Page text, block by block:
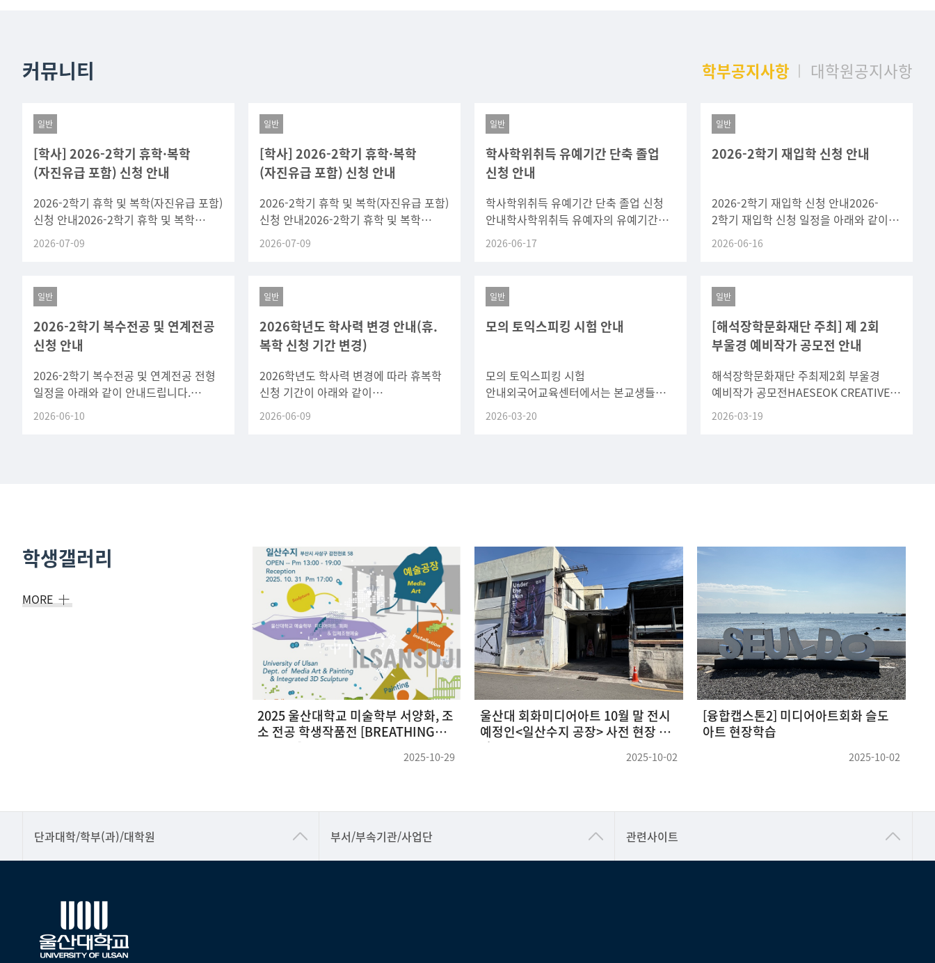
커뮤니티 학부공지사항 대학원공지사항
일반
[학사] 2026-2학기 휴학·복학
(자진유급 포함) 신청 안내
2026-2학기 휴학 및 복학(자진유급 포함)
신청 안내2026-2학기 휴학 및 복학
(자진유급 포함) 신청 일정을 아래와 같이
안내하오니, 희망하는 학생은 기간 내
2026-07-09
일반
[학사] 2026-2학기 휴학·복학
(자진유급 포함) 신청 안내
2026-2학기 휴학 및 복학(자진유급 포함)
신청 안내2026-2학기 휴학 및 복학
(자진유급 포함) 신청 일정을 아래와 같이
안내하오니, 희망하는 학생은 기간 내
2026-07-09
일반
학사학위취득 유예기간 단축 졸업
신청 안내
학사학위취득 유예기간 단축 졸업 신청
안내학사학위취득 유예자의 유예기간
단축 졸업 신청 절차를 아래와 같이
안내하오니 해당 학생들은 기간 내
2026-06-17
일반
2026-2학기 재입학 신청 안내
2026-2학기 재입학 신청 안내2026-
2학기 재입학 신청 일정을 아래와 같이
안내하오니, 재입학을 희망하는 학생은
기간 내 신청하시기 바랍니다.구분
2026-06-16
일반
2026-2학기 복수전공 및 연계전공
신청 안내
2026-2학기 복수전공 및 연계전공 전형
일정을 아래와 같이 안내드립니다.
일정방법신청기간2026. 7. 1.(수) 0
2026-06-10
일반
2026학년도 학사력 변경 안내(휴.
복학 신청 기간 변경)
2026학년도 학사력 변경에 따라 휴복학
신청 기간이 아래와 같이
변경되었습니다.관련 학생들은 변경된
일정을 확인하여 신청에 차질이 없도록
2026-06-09
일반
모의 토익스피킹 시험 안내
모의 토익스피킹 시험
안내외국어교육센터에서는 본교생들의
외국어 능력 향상 및 취업 경쟁력 강화를
위해 학기 중에도 모의 토익스피킹
2026-03-20
일반
[해석장학문화재단 주최] 제 2회
부울경 예비작가 공모전 안내
해석장학문화재단 주최제2회 부울경
예비작가 공모전HAESEOK CREATIVE
AWARD○ 행사 개요- 참여 대상 : 부울경
소재 5개 대학교 미술관련
2026-03-19
학생갤러리
MORE
2025 울산대학교 미술학부 서양화, 조
소 전공 학생작품전 [BREATHING
WALLS]
2025-10-29
울산대 회화미디어아트 10월 말 전시
예정인<일산수지 공장> 사전 현장 답
사
2025-10-02
[융합캡스톤2] 미디어아트회화 슬도
아트 현장학습
2025-10-02
단과대학/학부(과)/대학원
▷일본어·일본학과
▷중국어·중국학과
▷프랑스어·프랑스학과
부서/부속기관/사업단 관련사이트